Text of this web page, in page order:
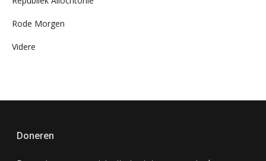
Rode Morgen
Videre
Doneren